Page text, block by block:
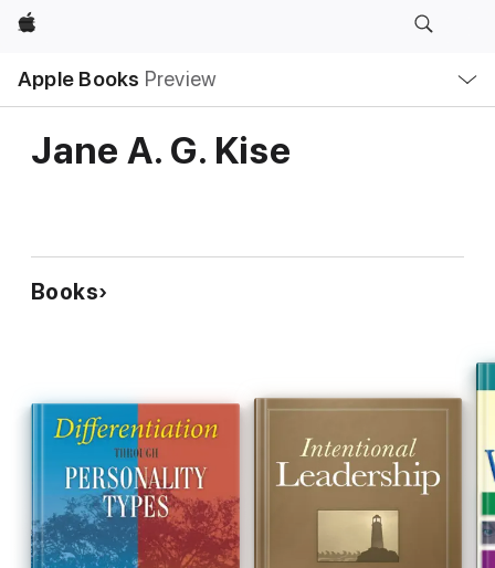
Apple
Apple Books Preview
Nav
Open
Menu
Jane A. G. Kise
Books